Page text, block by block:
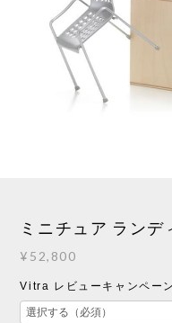
ミニチュア ランデ
¥52,800
Vitra レビューキャンペー